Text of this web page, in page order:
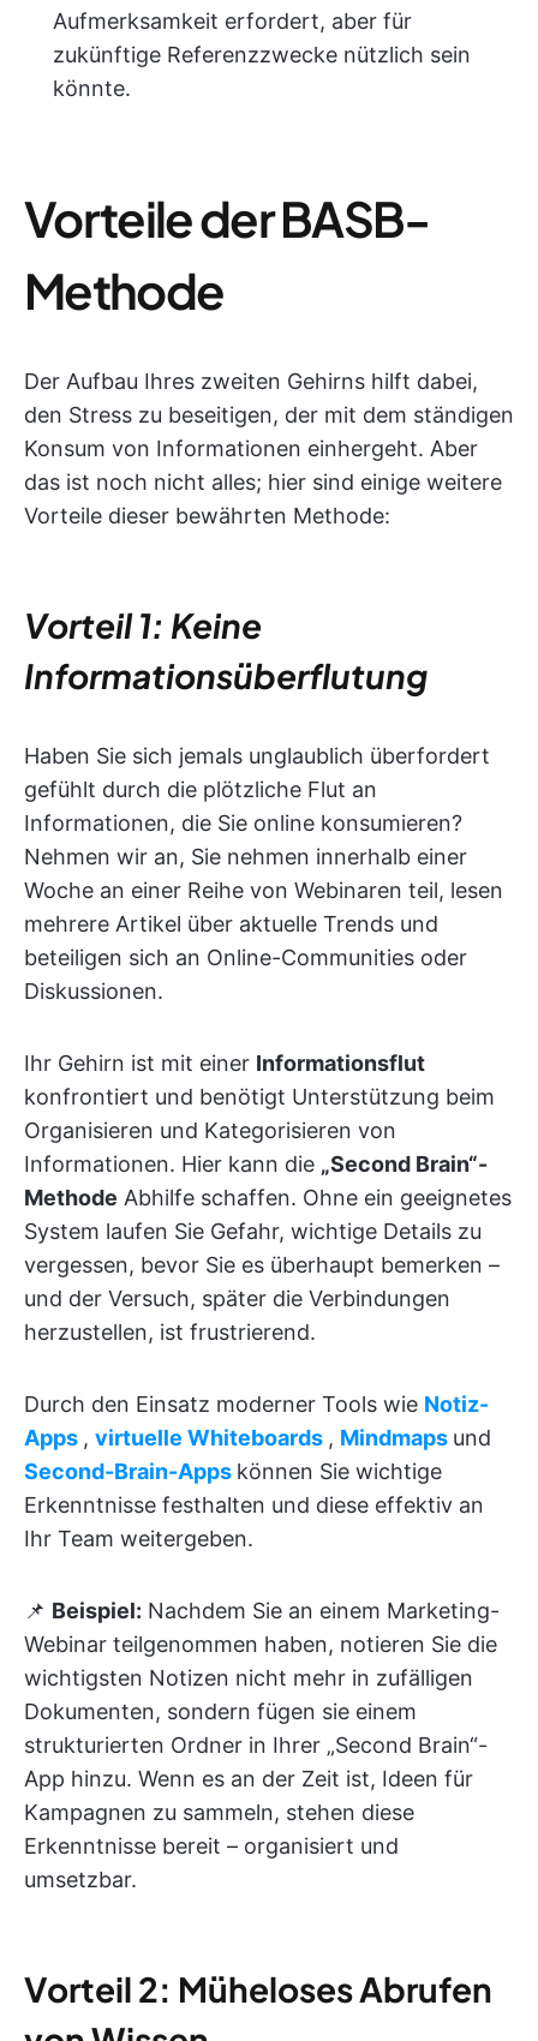
Aufmerksamkeit erfordert, aber für
zukünftige Referenzzwecke nützlich sein
könnte.
Vorteile der BASB-
Methode
Der Aufbau Ihres zweiten Gehirns hilft dabei,
den Stress zu beseitigen, der mit dem ständigen
Konsum von Informationen einhergeht. Aber
das ist noch nicht alles; hier sind einige weitere
Vorteile dieser bewährten Methode:
Vorteil 1: Keine
Informationsüberflutung
Haben Sie sich jemals unglaublich überfordert
gefühlt durch die plötzliche Flut an
Informationen, die Sie online konsumieren?
Nehmen wir an, Sie nehmen innerhalb einer
Woche an einer Reihe von Webinaren teil, lesen
mehrere Artikel über aktuelle Trends und
beteiligen sich an Online-Communities oder
Diskussionen.
Ihr Gehirn ist mit einer Informationsflut
konfrontiert und benötigt Unterstützung beim
Organisieren und Kategorisieren von
Informationen. Hier kann die „Second Brain“-
Methode Abhilfe schaffen. Ohne ein geeignetes
System laufen Sie Gefahr, wichtige Details zu
vergessen, bevor Sie es überhaupt bemerken –
und der Versuch, später die Verbindungen
herzustellen, ist frustrierend.
Durch den Einsatz moderner Tools wie Notiz-
Apps , virtuelle Whiteboards , Mindmaps und
Second-Brain-Apps können Sie wichtige
Erkenntnisse festhalten und diese effektiv an
Ihr Team weitergeben.
📌 Beispiel: Nachdem Sie an einem Marketing-
Webinar teilgenommen haben, notieren Sie die
wichtigsten Notizen nicht mehr in zufälligen
Dokumenten, sondern fügen sie einem
strukturierten Ordner in Ihrer „Second Brain“-
App hinzu. Wenn es an der Zeit ist, Ideen für
Kampagnen zu sammeln, stehen diese
Erkenntnisse bereit – organisiert und
umsetzbar.
Vorteil 2: Müheloses Abrufen